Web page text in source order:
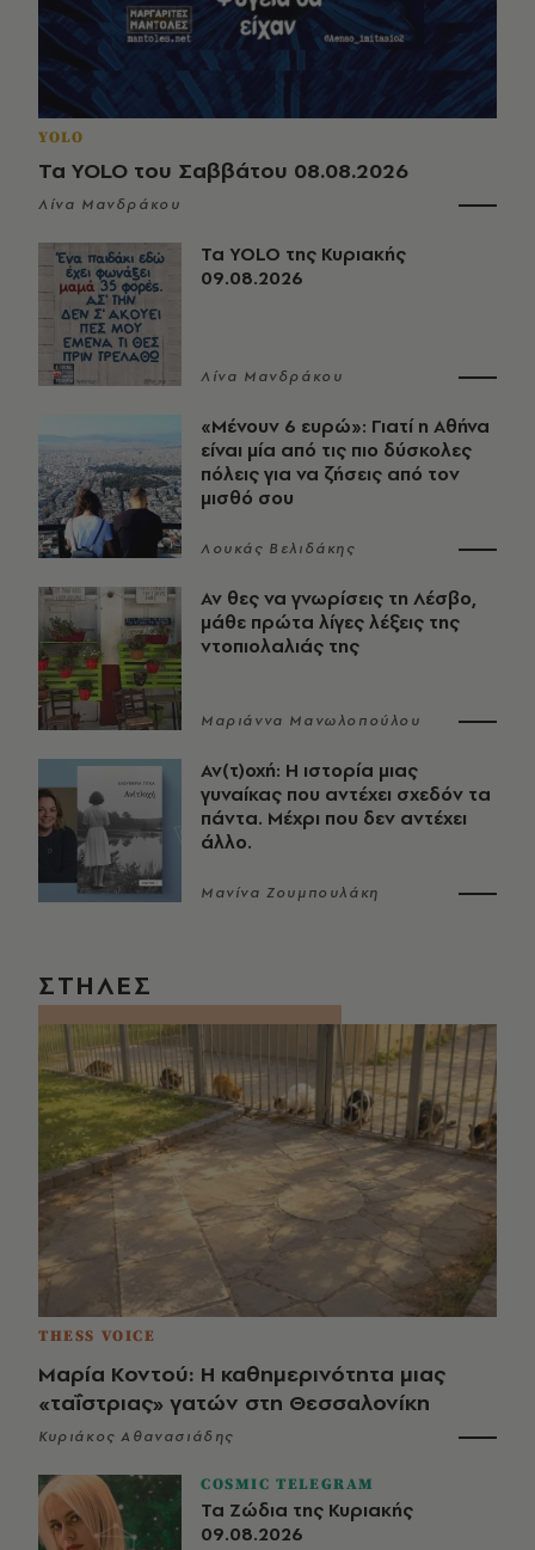
YOLO
Τα YOLO του Σαββάτου 08.08.2026
Λίνα Μανδράκου
Τα YOLO της Κυριακής
09.08.2026
Λίνα Μανδράκου
«Μένουν 6 ευρώ»: Γιατί η Αθήνα
είναι μία από τις πιο δύσκολες
πόλεις για να ζήσεις από τον
μισθό σου
Λουκάς Βελιδάκης
Αν θες να γνωρίσεις τη Λέσβο,
μάθε πρώτα λίγες λέξεις της
ντοπιολαλιάς της
Μαριάννα Μανωλοπούλου
Αν(τ)οχή: Η ιστορία μιας
γυναίκας που αντέχει σχεδόν τα
πάντα. Μέχρι που δεν αντέχει
άλλο.
Μανίνα Ζουμπουλάκη
ΣΤΗΛΕΣ
THESS VOICE
Μαρία Κοντού: Η καθημερινότητα μιας
«ταΐστριας» γατών στη Θεσσαλονίκη
Κυριάκος Αθανασιάδης
COSMIC TELEGRAM
Τα Ζώδια της Κυριακής
09.08.2026